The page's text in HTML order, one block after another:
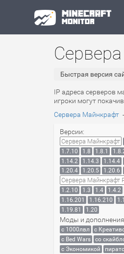
Быстрая версия
IP адреса серверов
игроки могут
Сервера Майнкрафт
Версии:
Сервера Майнкрафт
1.7.10
1.8 1.8.1
1.14.2
1.14.3 1.14.4
1.20.4
1.20.5 1.20.6
Сервера Майнкрафт
1.2.10
1.3 1.4 1.4.2
1.16.201
1.16.210
1.19.81
1.20
Моды и
с 1000лвл c
с Bed Wars
со
с Экономикой